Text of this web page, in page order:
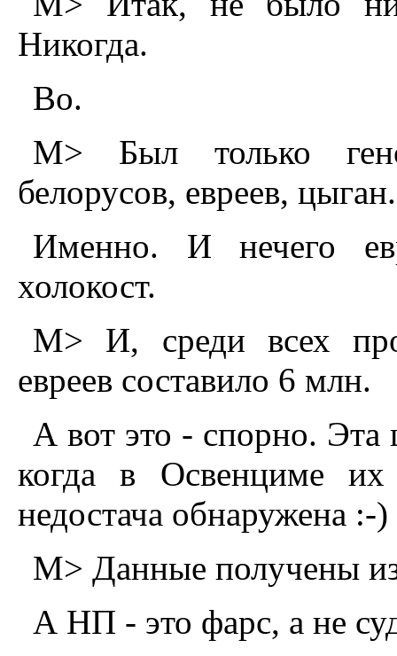
Hикогда.
Во.
M> Был только
белорусов, евреев,
Именно. И нечего
холокост.
M> И, среди всех
евреев составило 6 млн.
А вот это - спорно. Эта
когда в Освенциме
недостача обнаружена :-)
M> Данные получены
А HП - это фарс, а не